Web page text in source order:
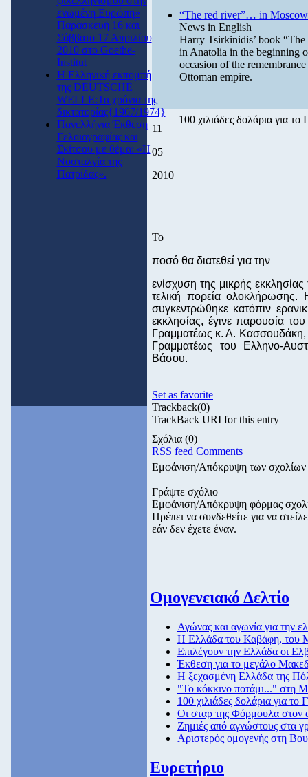
ενωμένη Ευρώπη»
Παρασκευή 16 και
Σάββατο 17 Απριλίου
2010 στο Goethe-
Institut
Η Ελληνική εκπομπή
της DEUTSCHE
WELLE:Τα χρόνια της
δικτατορίας{1967/1974}
Πανελλήνια Έκθεση
Γελοιογραφίας και
Σκίτσου με θέμα: «Η
Νοσταλγία της
Πατρίδας».
“The red river”… in Moscow
News in English
Harry Tsirkinidis’ book
in Anatolia in the beginning
occasion of the
Ottoman empire.
11
05
2010
100 χιλιάδες δολάρια για
To
ποσό θα διατεθεί για την
ενίσχυση της μικρής
τελική πορεία
συγκεντρώθηκε κατόπιν
εκκλησίας, έγινε παρουσία
Γραμματέως κ. Α.
Γραμματέως του Ελληνο-
Βάσου.
Set as favorite
Trackback(0)
TrackBack URI for this entry
Σχόλια (0)
RSS feed Comments
Εμφάνιση/Απόκρυψη των σχολίων
Γράψτε σχόλιο
Εμφάνιση/Απόκρυψη φόρμας
Πρέπει να συνδεθείτε για να
εάν δεν έχετε έναν.
Ομογενειακό Δελτίο
Αγώνας και αγωνία για την
Η Ελλάδα του Καβάφη, του
Επιλέγουν την Ελλάδα οι
Έκθεση για το μεγάλο
Η ξεχασμένη Ελλάδα της
"Το κόκκινο ποτάμι..." στη
100 χιλιάδες δολάρια για
Οι σταρ της Φόρμουλα
Ζημιές από αγνώστους στα
Αριστερός ομογενής στη
Ευρετήριο